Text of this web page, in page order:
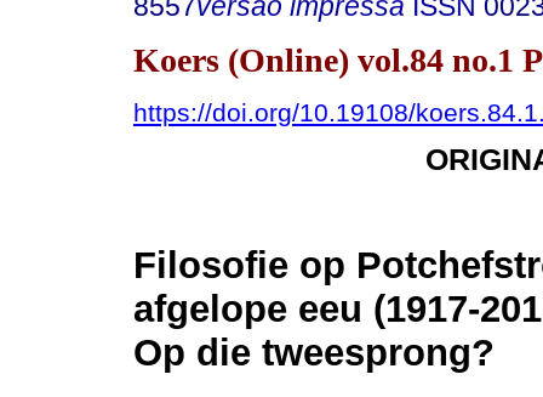
Koers (Online) vol.84 no.1
https://doi.org/10.19108/
Filosofie op
afgelope eeu (1917-
Op die tweesprong?